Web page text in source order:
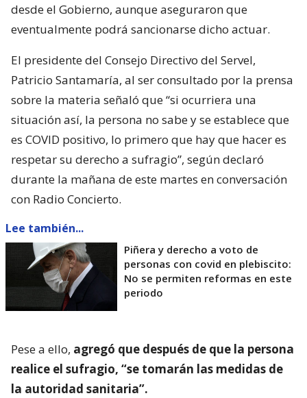
desde el Gobierno, aunque aseguraron que
eventualmente podrá sancionarse dicho actuar.
El presidente del Consejo Directivo del Servel,
Patricio Santamaría, al ser consultado por la prensa
sobre la materia señaló que “si ocurriera una
situación así, la persona no sabe y se establece que
es COVID positivo, lo primero que hay que hacer es
respetar su derecho a sufragio”, según declaró
durante la mañana de este martes en conversación
con Radio Concierto.
Lee también...
Piñera y derecho a voto de
personas con covid en plebiscito:
No se permiten reformas en este
periodo
Pese a ello, agregó que después de que la persona
realice el sufragio, “se tomarán las medidas de
la autoridad sanitaria”.